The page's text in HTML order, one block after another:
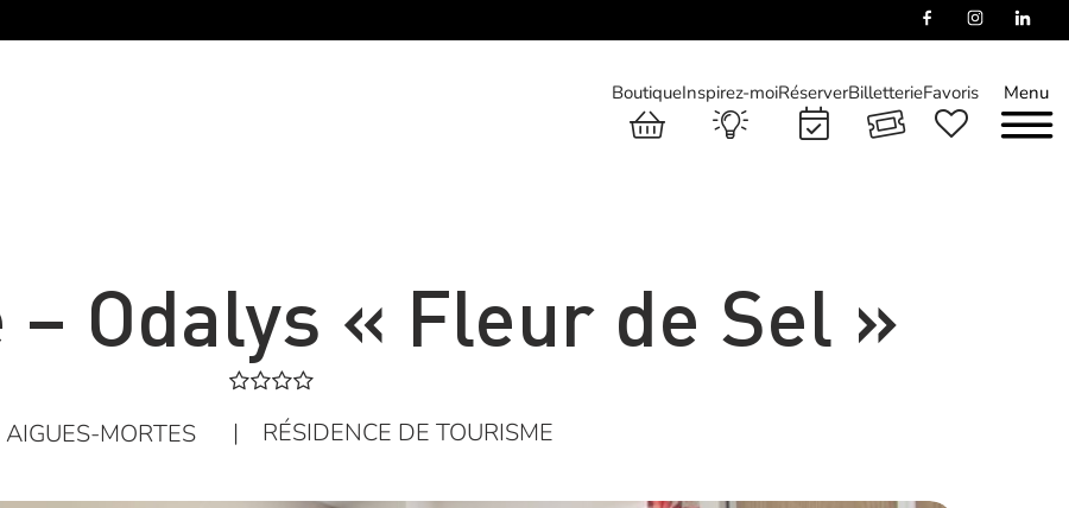
Menu
BoutiqueInspirez-moiRéserverBilletterieFavoris
– Odalys « Fleur de Sel »
AIGUES-MORTES | RÉSIDENCE DE TOURISME